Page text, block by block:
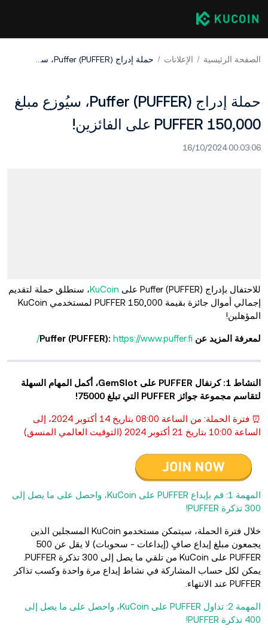
الصفحة الرئيسية الإعلانات حملة إدراج Puffer (PUFFER)، سيُوزع مبلغ 150,000 PUFFER على الفائزين!
حملة إدراج Puffer (PUFFER)، سيُوزع مبلغ
150,000 PUFFER على الفائزين!
16/10/2024 00:03:06
للاحتفال بإدراج Puffer (PUFFER) على KuCoin، سنطلق حملة لتقديم
إجمالي أموال جائزة بقيمة 150,000 PUFFER لمستخدمي KuCoin
المؤهلين!
لمعرفة المزيد عن Puffer (PUFFER): https://www.puffer.fi/
النشاط 1: كرنفال PUFFER على GemSlot، أكمل المهام السهلة
لتقاسم مجموعة جوائز PUFFER التي تبلغ 75000!
⏰ فترة الحملة: من الساعة 08:00 بتاريخ 14 أكتوبر 2024، إلى
الساعة 10:00 بتاريخ 21 أكتوبر 2024 (التوقيت العالمي المنسق)
المهمة 1: قم بإيداع PUFFER على KuCoin، واحصل على ما يصل إلى
300 تذكرة PUFFER!
خلال فترة الحملة، سيتمكن مستخدمو KuCoin المسجلين الذين
يجمعون مبلغ إيداع صافٍ (إيداعات - سحوبات) لا يقل عن 500
يمكن لكل حساب المشاركة في نشاط إيداع مرة واحدة وكسب تذاكر
PUFFER عند الانتهاء.
المهمة 2: تداول PUFFER على KuCoin، واحصل على ما يصل إلى
400 تذكرة PUFFER!